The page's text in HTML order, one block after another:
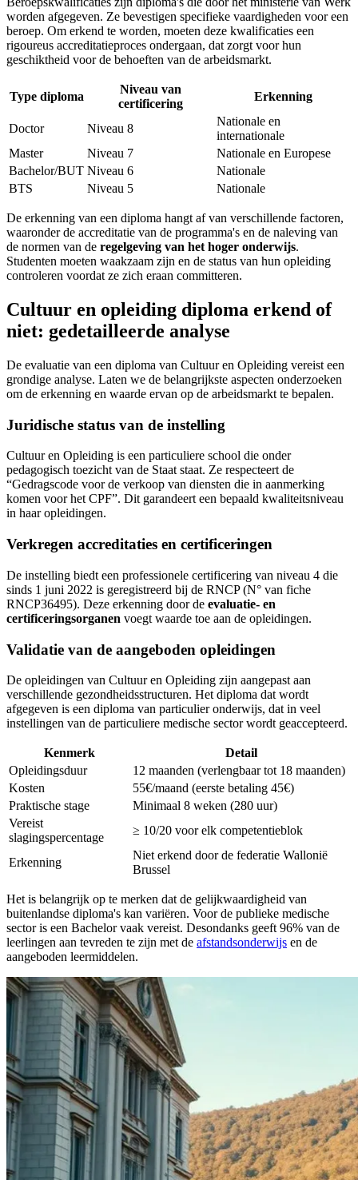
worden afgegeven. Ze bevestigen specifieke vaardigheden voor een
beroep. Om erkend te worden, moeten deze kwalificaties een
rigoureus accreditatieproces ondergaan, dat zorgt voor hun
geschiktheid voor de behoeften van de arbeidsmarkt.
Type diploma
Niveau van
certificering
Erkenning
Doctor Niveau 8
Nationale en
internationale
Master
Niveau 7
Nationale en Europese
Bachelor/BUT Niveau 6
Nationale
BTS
Niveau 5 Nationale
De erkenning van een diploma hangt af van verschillende factoren,
waaronder de accreditatie van de programma's en de naleving van
de normen van de regelgeving van het hoger onderwijs.
Studenten moeten waakzaam zijn en de status van hun opleiding
controleren voordat ze zich eraan committeren.
Cultuur en opleiding diploma erkend of
niet: gedetailleerde analyse
De evaluatie van een diploma van Cultuur en Opleiding vereist een
grondige analyse. Laten we de belangrijkste aspecten onderzoeken
om de erkenning en waarde ervan op de arbeidsmarkt te bepalen.
Juridische status van de instelling
Cultuur en Opleiding is een particuliere school die onder
pedagogisch toezicht van de Staat staat. Ze respecteert de
“Gedragscode voor de verkoop van diensten die in aanmerking
komen voor het CPF”. Dit garandeert een bepaald kwaliteitsniveau
in haar opleidingen.
Verkregen accreditaties en certificeringen
De instelling biedt een professionele certificering van niveau 4 die
sinds 1 juni 2022 is geregistreerd bij de RNCP (N° van fiche
RNCP36495). Deze erkenning door de evaluatie- en
certificeringsorganen voegt waarde toe aan de opleidingen.
Validatie van de aangeboden opleidingen
De opleidingen van Cultuur en Opleiding zijn aangepast aan
verschillende gezondheidsstructuren. Het diploma dat wordt
afgegeven is een diploma van particulier onderwijs, dat in veel
instellingen van de particuliere medische sector wordt geaccepteerd.
Kenmerk
Detail
Opleidingsduur
12 maanden (verlengbaar tot 18 maanden)
Kosten
55€/maand (eerste betaling 45€)
Praktische stage
Minimaal 8 weken (280 uur)
Vereist
slagingspercentage
≥ 10/20 voor elk competentieblok
Erkenning
Niet erkend door de federatie Wallonië
Brussel
Het is belangrijk op te merken dat de gelijkwaardigheid van
buitenlandse diploma's kan variëren. Voor de publieke medische
sector is een Bachelor vaak vereist. Desondanks geeft 96% van de
leerlingen aan tevreden te zijn met de afstandsonderwijs en de
aangeboden leermiddelen.